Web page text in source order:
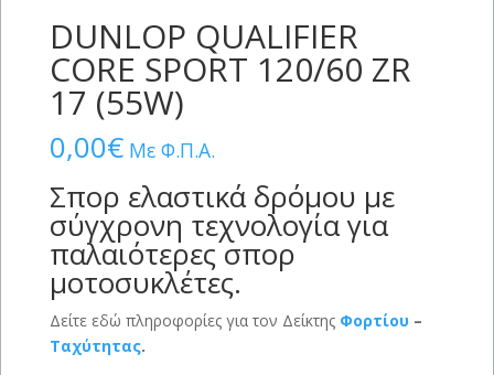
DUNLOP QUALIFIER
CORE SPORT 120/60 ZR
17 (55W)
0,00€ Με Φ.Π.Α.
Σπορ ελαστικά δρόμου με
σύγχρονη τεχνολογία για
παλαιότερες σπορ
μοτοσυκλέτες.
Δείτε εδώ πληροφορίες για τον Δείκτης Φορτίου –
Ταχύτητας.